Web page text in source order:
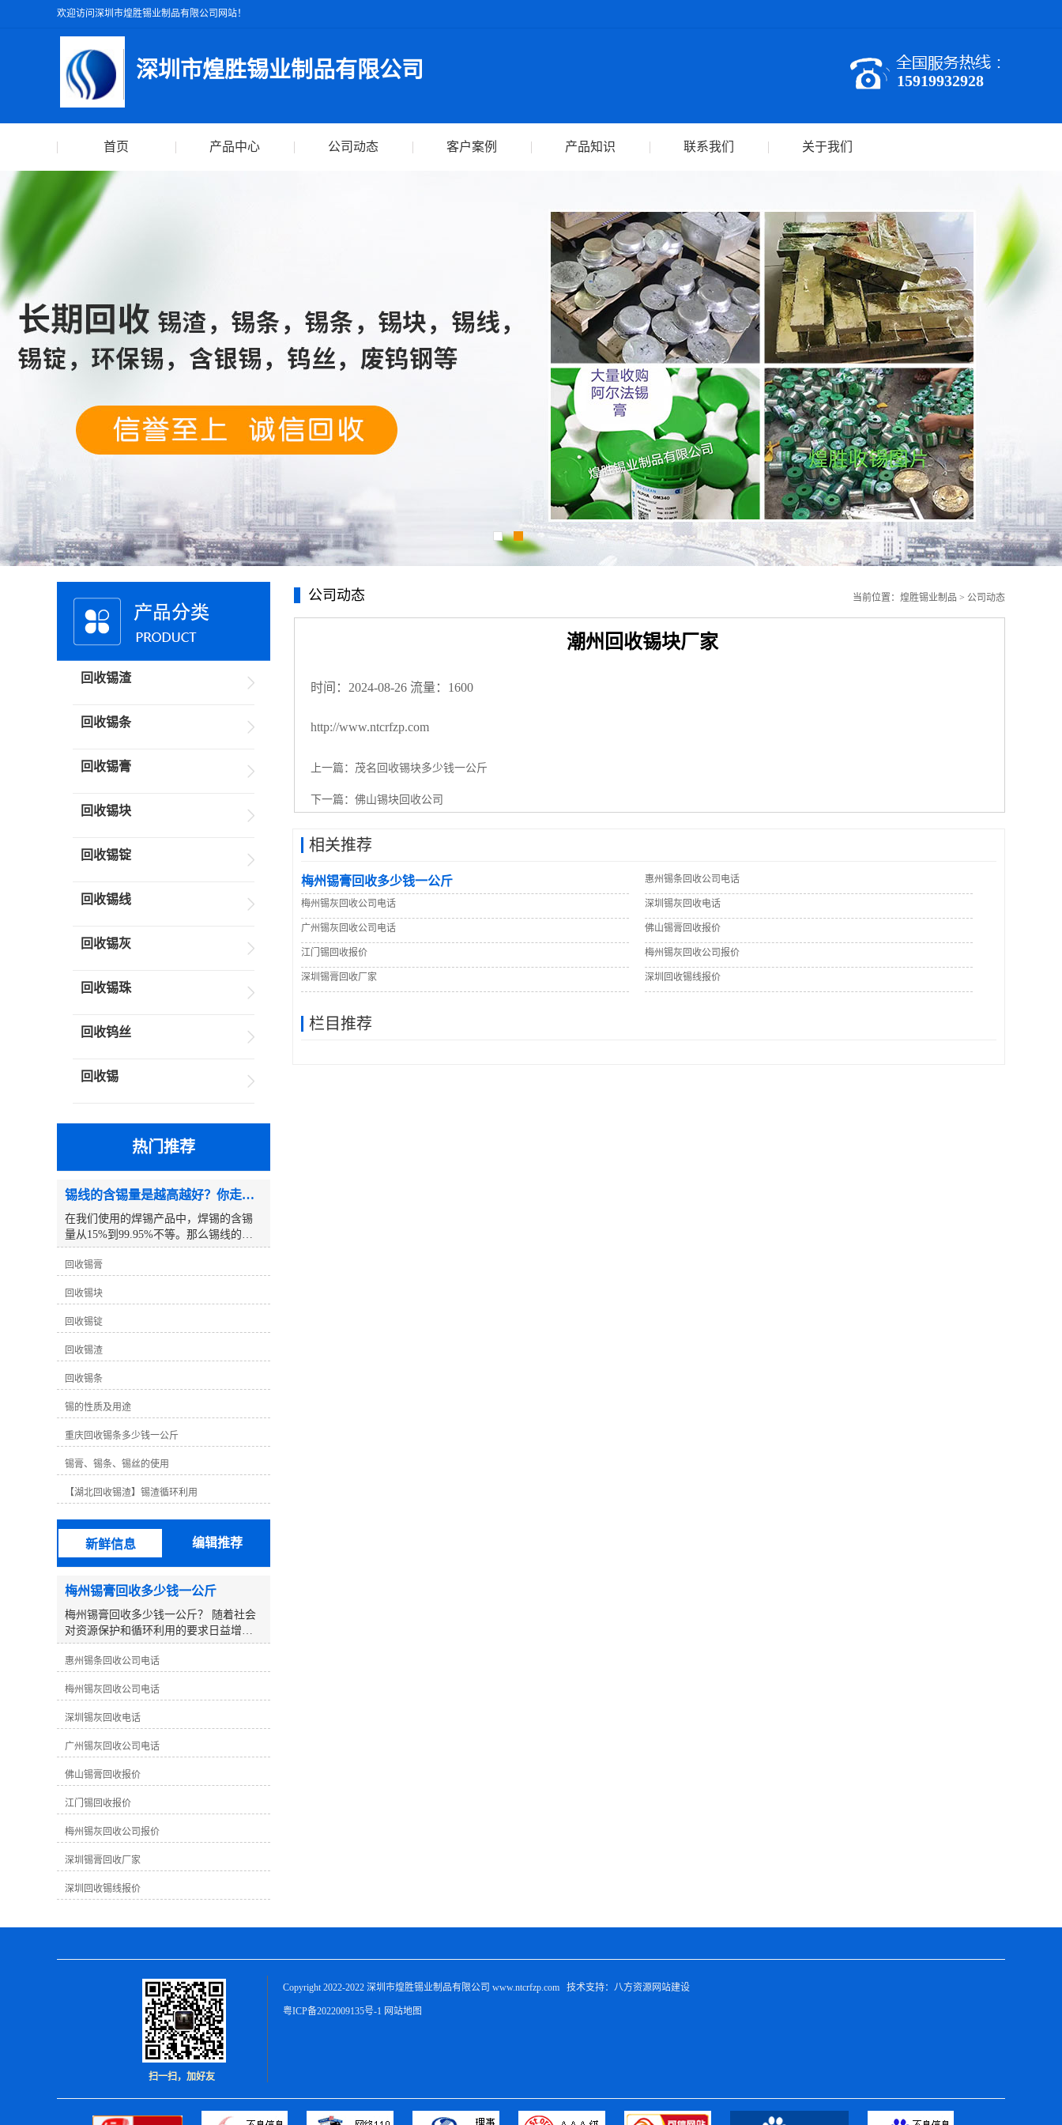
欢迎访问深圳市煌胜锡业制品有限公司网站！
深圳市煌胜锡业制品有限公司 15919932928
首页 产品中心 公司动态 客户案例 产品知识 联系我们 关于我们
公司动态 当前位置： 煌胜锡业制品 > 公司动态
潮州回收锡块厂家
时间：2024-08-26 流量：1600
http://www.ntcrfzp.com
上一篇： 茂名回收锡块多少钱一公斤
下一篇： 佛山锡块回收公司
相关推荐
梅州锡膏回收多少钱一公斤 惠州锡条回收公司电话
梅州锡灰回收公司电话 深圳锡灰回收电话
广州锡灰回收公司电话 佛山锡膏回收报价
江门锡回收报价 梅州锡灰回收公司报价
深圳锡膏回收厂家 深圳回收锡线报价
栏目推荐
回收锡渣
回收锡条
回收锡膏
回收锡块
回收锡锭
回收锡线
回收锡灰
回收锡珠
回收钨丝
回收锡
热门推荐
锡线的含锡量是越高越好？你走进了误区！
在我们使用的焊锡产品中，焊锡的含锡
量从15%到99.95%不等。那么锡线的含
锡量越高越好吗？以下是一个例子:众所
周知，锡线分为铅锡线和无铅锡线，但
63度锡线。除了这条63度的锡线，其他
锡线的度数都是5倍。为什么63度的锡线
不设置为65度？为什么没有比63度高的
铅锡线？例如，70度 、75度 、80度等。
事实上，真相是这样的：63度锡线是铅
与锡的良好比例，其熔点达到较低的183
度℃。为什么没有比63度高的铅锡线
呢？这个问题要简单得多，因为锡的价
锡线的高度不仅昂贵，而且锡线不如63
度好。对于无铅锡线，锡线含量为99.3%
铜0.7%，其他锡线含有银锡线、低温锡
线等。这些锡线需要生产研发，以达到
其他传统无铅锡线无法达到的效果。例
如，低温锡线含锡量为42%。虽然低温锡
线的焊接效果不是很好，但其熔点仅为
138℃，某些部件在焊接过程中不能承受
高温而烧坏。但其焊点相对脆弱，传统
无铅锡线焊接良好，但熔点高达217℃。
这是不可替代的，所以没有可比性。从
以上可以看出，锡的含量并不完全决定
锡丝的焊接效果，选择合适的锡丝是好
的焊丝。
回收锡膏
回收锡块
回收锡锭
回收锡渣
回收锡条
锡的性质及用途
重庆回收锡条多少钱一公斤
锡膏、锡条、锡丝的使用
【湖北回收锡渣】锡渣循环利用
新鲜信息 编辑推荐
梅州锡膏回收多少钱一公斤
梅州锡膏回收多少钱一公斤？ 随着社会
对资源保护和循环利用的要求日益增
加，废弃物的再生利用显得尤为重要。
在电子制造行业中，锡膏是一种重要的
有益环保的行为。那么在梅州地区，回
收一公斤锡膏可以获得怎样的报价呢？
**，要了解在回收行业中，锡膏的回收
价格受到多方面因素的影响： 1. **锡膏
纯度**：回收的锡膏纯度越高，市场**
越高。因为高纯度的锡膏可以更好地加
工再利用。在回收过程中，提取出的纯
锡数量也会影响终的回收价格。 2. **市
影响回收价格。如果市场上对锡膏的需
求量大，则回收价格可能会相应上涨；
反之，需求不足时价格可能较为稳定或
下跌。 3. ****市场价格**：锡是一种有
**市场的金属，其价格会受到**市场价
内回收价格也可能会随之提高。 在梅州
成本等因素，锡膏的回收价格可能会有
所不同。通常情况下，一般工业废锡膏
的回收价格在每公斤几元至十几元不
等，具体价格还需根据实际情况而定。
作为一家致力于锡膏回收的公司，我们
深知锡膏回收对环境保护和资源可持续
利用的重要性。我们公司拥有专业的回
收团队和先进的回收设备，可以为您提
处理的个人，都欢迎与我们联系，我们
惠州锡条回收公司电话
梅州锡灰回收公司电话
深圳锡灰回收电话
广州锡灰回收公司电话
佛山锡膏回收报价
江门锡回收报价
梅州锡灰回收公司报价
深圳锡膏回收厂家
深圳回收锡线报价
扫一扫，加好友
Copyright 2022-2022 深圳市煌胜锡业制品有限公司 www.ntcrfzp.com   技术支持：八方资源网站建设
粤ICP备2022009135号-1 网站地图